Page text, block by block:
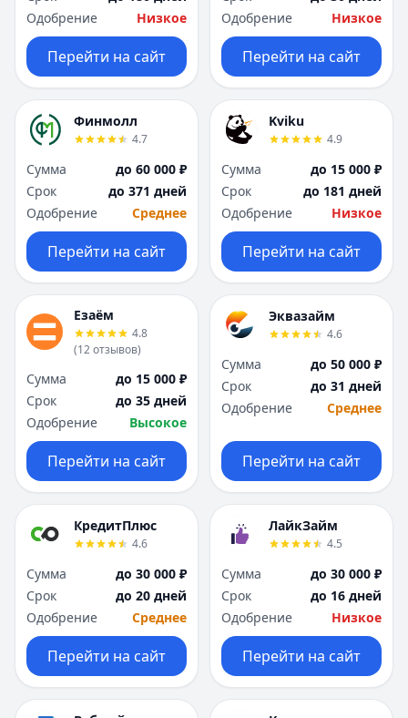
Одобрение
Низкое
Перейти на сайт
Одобрение
Низкое
Перейти на сайт
Финмолл
4.7
Сумма
до 60 000 ₽
Срок
до 371 дней
Одобрение
Среднее
Перейти на сайт
Kviku
4.9
Сумма
до 15 000 ₽
Срок
до 181 дней
Одобрение
Низкое
Перейти на сайт
Езаём
4.8
(12отзывов)
Сумма
до 15 000 ₽
Срок
до 35 дней
Одобрение
Высокое
Перейти на сайт
Эквазайм
4.6
Сумма
до 50 000 ₽
Срок
до 31 дней
Одобрение
Среднее
Перейти на сайт
КредитПлюс
4.6
Сумма
до 30 000 ₽
Срок
до 20 дней
Одобрение
Среднее
Перейти на сайт
ЛайкЗайм
4.5
Сумма
до 30 000 ₽
Срок
до 16 дней
Одобрение
Низкое
Перейти на сайт